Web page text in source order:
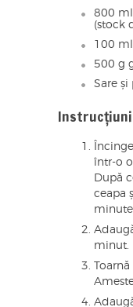
800
(stock
100
500 g
Sare
într-o
După
ceapa
minut.